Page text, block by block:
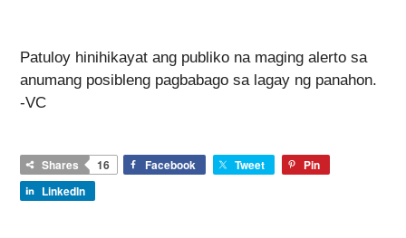
Patuloy hinihikayat ang publiko na maging alerto sa
anumang posibleng pagbabago sa lagay ng panahon.
-VC
Shares 16 Facebook Tweet
Pin
LinkedIn